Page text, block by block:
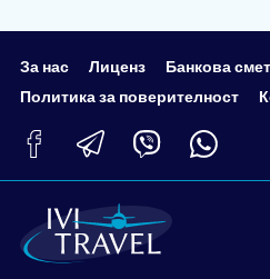
ТРАНСФЕРИ
ОЩЕ
Банкова сметка
Политика за
поверителност
За нас Лиценз Банкова
Политика за поверителност